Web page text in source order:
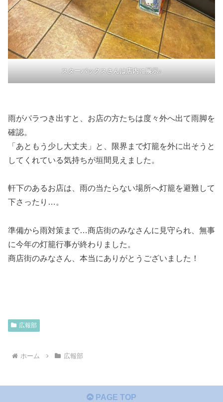
スターバックスさんは店内に展示♪
雨がパラつき出すと、お店の方たちは度々外へ出て雨脚を
確認。
「あともう少し大丈夫」と、限界まで灯籠を外に出そうと
してくれている気持ちが垣間見えました。
軒下のあるお店は、雨の当たらない場所へ灯籠を避難して
下さったり…。
準備から雨対策まで…商店街のみなさんに見守られ、無事
に今年の灯籠行事が終わりました。
商店街のみなさん、本当にありがとうございました！
広報部
ホーム 広報部
PAGE TOP